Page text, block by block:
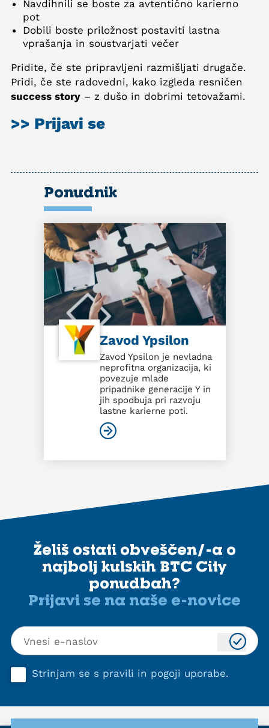
Navdihnili se boste za avtentično karierno
pot
Dobili boste priložnost postaviti lastna
vprašanja in soustvarjati večer
Pridite, če ste pripravljeni razmišljati drugače.
Pridi, če ste radovedni, kako izgleda resničen
success story – z dušo in dobrimi tetovažami.
>> Prijavi se
Ponudnik
Zavod Ypsilon
Zavod Ypsilon je nevladna
neprofitna organizacija, ki
povezuje mlade
pripadnike generacije Y in
jih spodbuja pri razvoju
lastne karierne poti.
Želiš ostati obveščen/-a o
najbolj kulskih BTC City
ponudbah?
Prijavi se na naše e-novice
Strinjam se s pravili in pogoji uporabe.